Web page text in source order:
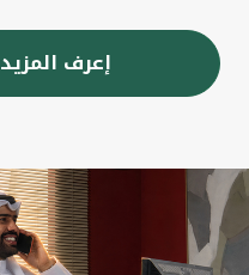
إعرف المزيد